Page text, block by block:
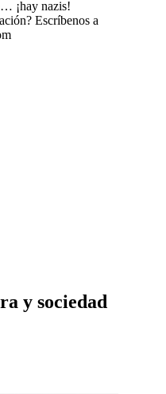
¡hay nazis!
Escríbenos a
y sociedad